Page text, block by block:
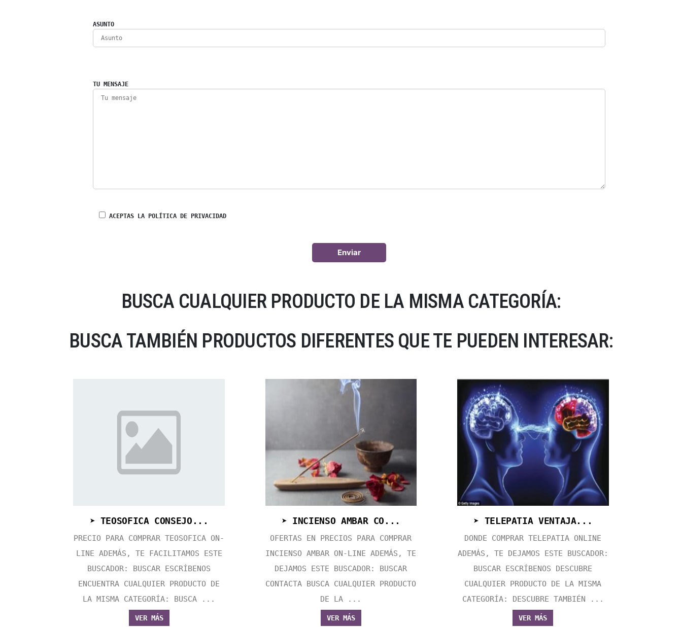
ASUNTO
TU MENSAJE
ACEPTAS LA POLÍTICA DE PRIVACIDAD
BUSCA CUALQUIER PRODUCTO DE LA MISMA CATEGORÍA:
BUSCA TAMBIÉN PRODUCTOS DIFERENTES QUE TE PUEDEN INTERESAR:
➤ TEOSOFICA CONSEJO...
PRECIO PARA COMPRAR TEOSOFICA ON-
LINE ADEMÁS, TE FACILITAMOS ESTE
BUSCADOR: BUSCAR ESCRÍBENOS
ENCUENTRA CUALQUIER PRODUCTO DE
LA MISMA CATEGORÍA: BUSCA ...
VER MÁS
➤ INCIENSO AMBAR CO...
OFERTAS EN PRECIOS PARA COMPRAR
INCIENSO AMBAR ON-LINE ADEMÁS, TE
DEJAMOS ESTE BUSCADOR: BUSCAR
CONTACTA BUSCA CUALQUIER PRODUCTO
DE LA ...
VER MÁS
➤ TELEPATIA VENTAJA...
DONDE COMPRAR TELEPATIA ONLINE
ADEMÁS, TE DEJAMOS ESTE BUSCADOR:
BUSCAR ESCRÍBENOS DESCUBRE
CUALQUIER PRODUCTO DE LA MISMA
CATEGORÍA: DESCUBRE TAMBIÉN ...
VER MÁS